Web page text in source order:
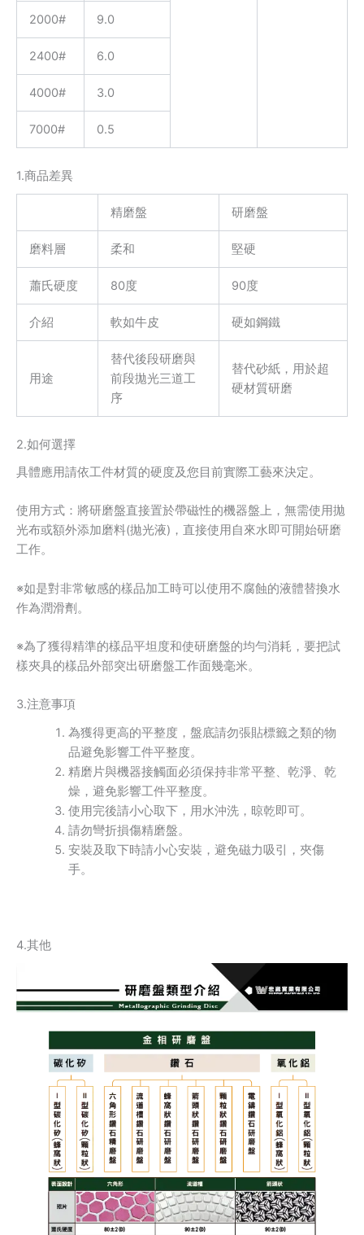
2000# 9.0
2400# 6.0
4000# 3.0
7000# 0.5
1.商品差異
精磨盤 研磨盤
磨料層 柔和 堅硬
蕭氏硬度 80度 90度
介紹 軟如牛皮 硬如鋼鐵
用途
替代後段研磨與
前段拋光三道工
序
替代砂紙，用於超
硬材質研磨
2.如何選擇
具體應用請依工件材質的硬度及您目前實際工藝來決定。
使用方式：將研磨盤直接置於帶磁性的機器盤上，無需使用拋
光布或額外添加磨料(拋光液)，直接使用自來水即可開始研磨
工作。
※如是對非常敏感的樣品加工時可以使用不腐蝕的液體替換水
作為潤滑劑。
※為了獲得精準的樣品平坦度和使研磨盤的均勻消耗，要把試
樣夾具的樣品外部突出研磨盤工作面幾毫米。
3.注意事項
為獲得更高的平整度，盤底請勿張貼標籤之類的物
品避免影響工件平整度。
精磨片與機器接觸面必須保持非常平整、乾淨、乾
燥，避免影響工件平整度。
使用完後請小心取下，用水沖洗，晾乾即可。
請勿彎折損傷精磨盤。
安裝及取下時請小心安裝，避免磁力吸引，夾傷
手。
4.其他